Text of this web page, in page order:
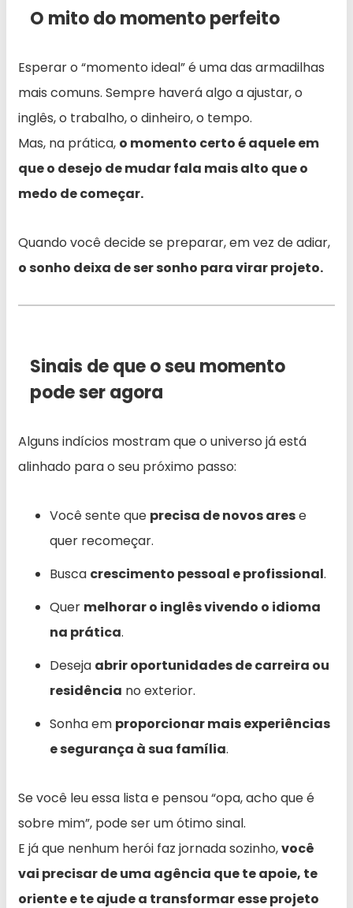
O mito do momento perfeito
Esperar o “momento ideal” é uma das armadilhas
mais comuns. Sempre haverá algo a ajustar, o
inglês, o trabalho, o dinheiro, o tempo.
Mas, na prática, o momento certo é aquele em
que o desejo de mudar fala mais alto que o
medo de começar.
Quando você decide se preparar, em vez de adiar,
o sonho deixa de ser sonho para virar projeto.
Sinais de que o seu momento
pode ser agora
Alguns indícios mostram que o universo já está
alinhado para o seu próximo passo:
Você sente que precisa de novos arese
quer recomeçar.
Busca crescimento pessoal e profissional.
Quer melhorar o inglês vivendo o idioma
na prática.
Deseja abrir oportunidades de carreira ou
residência no exterior.
Sonha em proporcionar mais experiências
e segurança à sua família.
Se você leu essa lista e pensou “opa, acho que é
sobre mim”, pode ser um ótimo sinal.
E já que nenhum herói faz jornada sozinho,você
vai precisar de uma agência que te apoie, te
oriente e te ajude a transformar esse projeto